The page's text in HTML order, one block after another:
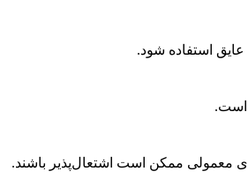
عایق استفاده شود.
معمولی ممکن است اشتعال‌پذیر باشند.